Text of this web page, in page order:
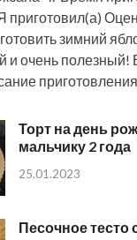
приготовил(а)
зимний
и очень полезный!
Торт на день
мальчику 2 года
25.01.2023
Песочное тесто